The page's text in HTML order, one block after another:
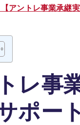
アントレ事業承継実
レ事
ポー